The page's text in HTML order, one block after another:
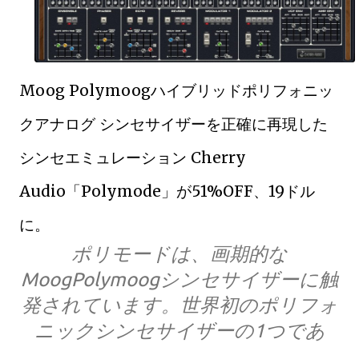
Moog Polymoogハイブリッドポリフォニッ
クアナログ シンセサイザーを正確に再現した
シンセエミュレーション Cherry
Audio「Polymode」が51%OFF、19ドル
に。
ポリモードは、画期的な
MoogPolymoogシンセサイザーに触
発されています。世界初のポリフォ
ニックシンセサイザーの1つであ